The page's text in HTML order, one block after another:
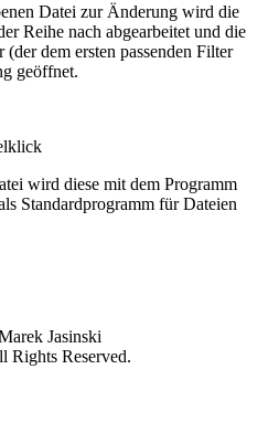
Datei zur Änderung wird die
Reihe nach abgearbeitet und die
dem ersten passenden Filter
geöffnet.
wird diese mit dem Programm
Standardprogramm für Dateien
Jasinski
Rights Reserved.